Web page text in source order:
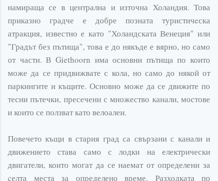
намираща се в централна и източна Холандия. Това
приказно градче е добре позната туристичeска
атракция, известно е като "ХоландскатаВенеция" или
"Градът без пътища", това е до някъде е вярно, но само
от части. В Giethoorn има основни пътища по които
може да се придвижвате с кола, но само до някой от
паркингите и къщите. Основно може да се движите по
тесни пътечки, пресечени с множество канали, мостове
и които се ползват като велоалеи.
Повечето къщи в стария град са свързани с канали и
движението става само с лодки на електрически
двигатели, които могат да се наемат от определени за
cелта места за определено време. Разходката по